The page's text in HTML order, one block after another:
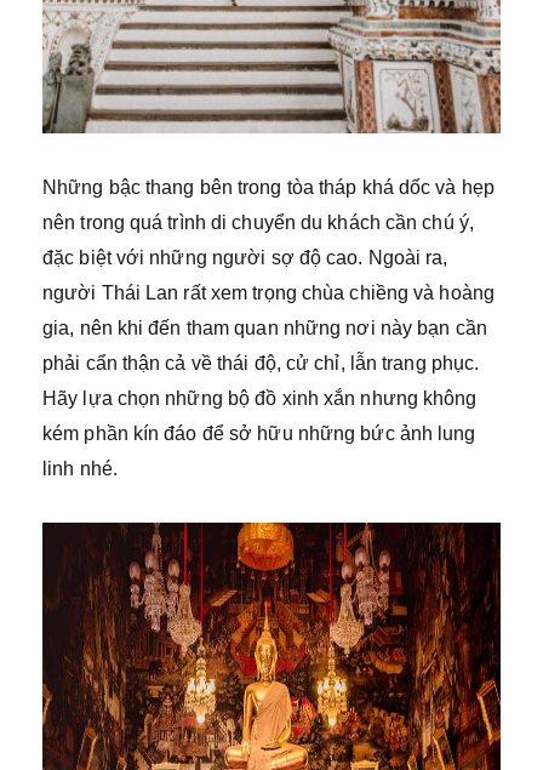
Những bậc thang bên trong tòa tháp khá dốc và hẹp
nên trong quá trình di chuyển du khách cần chú ý,
đặc biệt với những người sợ độ cao. Ngoài ra,
người Thái Lan rất xem trọng chùa chiềng và hoàng
gia, nên khi đến tham quan những nơi này bạn cần
phải cẩn thận cả về thái độ, cử chỉ, lẫn trang phục.
Hãy lựa chọn những bộ đồ xinh xắn nhưng không
kém phần kín đáo để sở hữu những bức ảnh lung
linh nhé.